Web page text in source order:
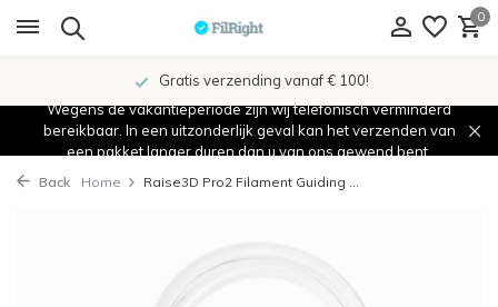
0
Gratis verzending vanaf € 100!
Wegens de vakantieperiode zijn wij telefonisch verminderd
bereikbaar. In een uitzonderlijk geval kan het verzenden van
een pakket langer duren dan u van ons gewend bent.
Back Home Raise3D Pro2 Filament Guiding ...